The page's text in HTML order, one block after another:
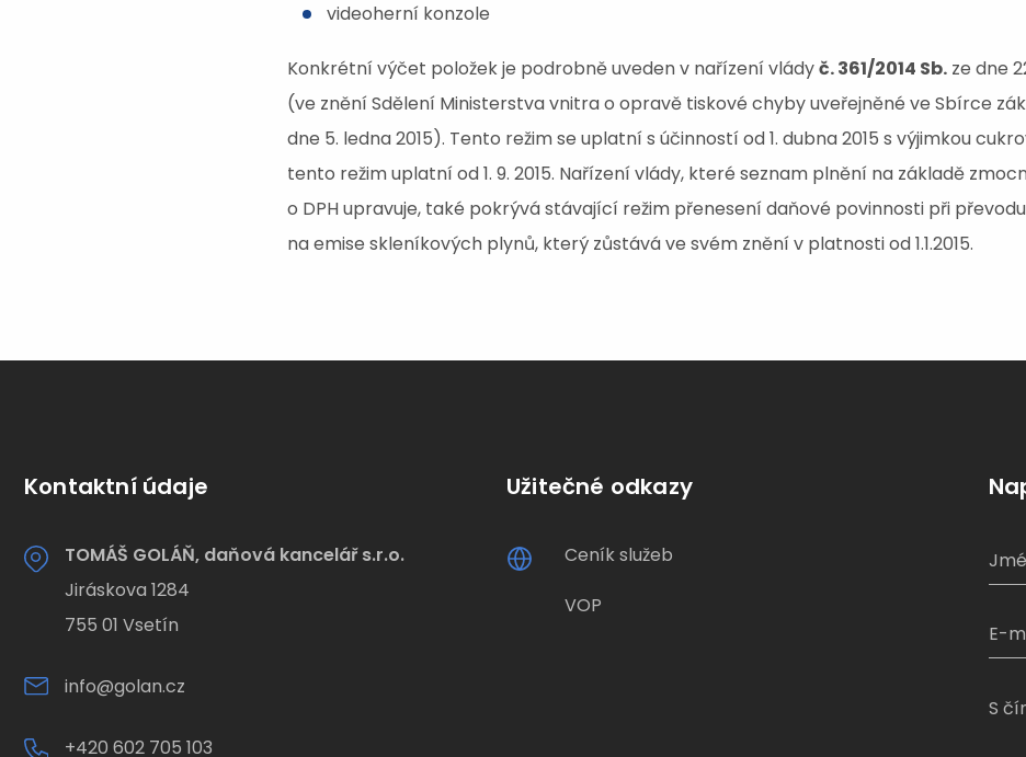
videoherní konzole
Konkrétní výčet položek je podrobně uveden v nařízení vládyč. 361/2014 Sb. ze dne
(ve znění Sdělení Ministerstva vnitra o opravě tiskové chyby uveřejněné ve Sbírce
dne 5. ledna 2015). Tento režim se uplatní s účinností od 1. dubna 2015 s výjimkou
tento režim uplatní od 1. 9. 2015. Nařízení vlády, které seznam plnění na základě
o DPH upravuje, také pokrývá stávající režim přenesení daňové povinnosti při
na emise skleníkových plynů, který zůstává ve svém znění v platnosti od 1.1.2015.
Kontaktní údaje
TOMÁŠ GOLÁŇ, daňová kancelář s.r.o.
Jiráskova 1284
755 01 Vsetín
info@golan.cz
+420 602 705 103
Užitečné odkazy
Ceník služeb
VOP
S